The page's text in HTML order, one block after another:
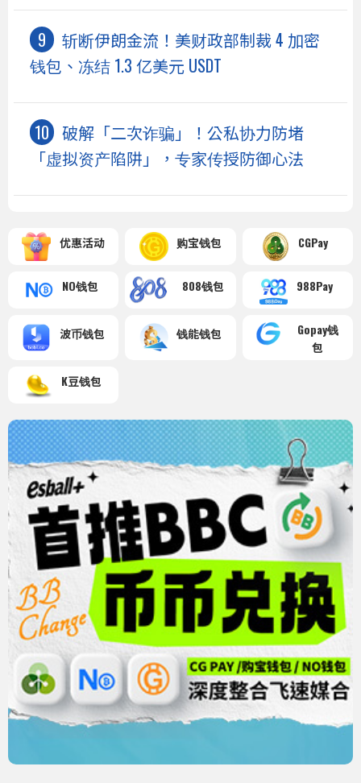
斩断伊朗金流！美财政部制裁 4 加密
钱包、冻结 1.3 亿美元 USDT
破解「二次诈骗」！公私协力防堵
「虚拟资产陷阱」，专家传授防御心法
优惠活动 购宝钱包 CGPay
NO钱包 808钱包 988Pay
波币钱包 钱能钱包
Gopay钱
包
K豆钱包